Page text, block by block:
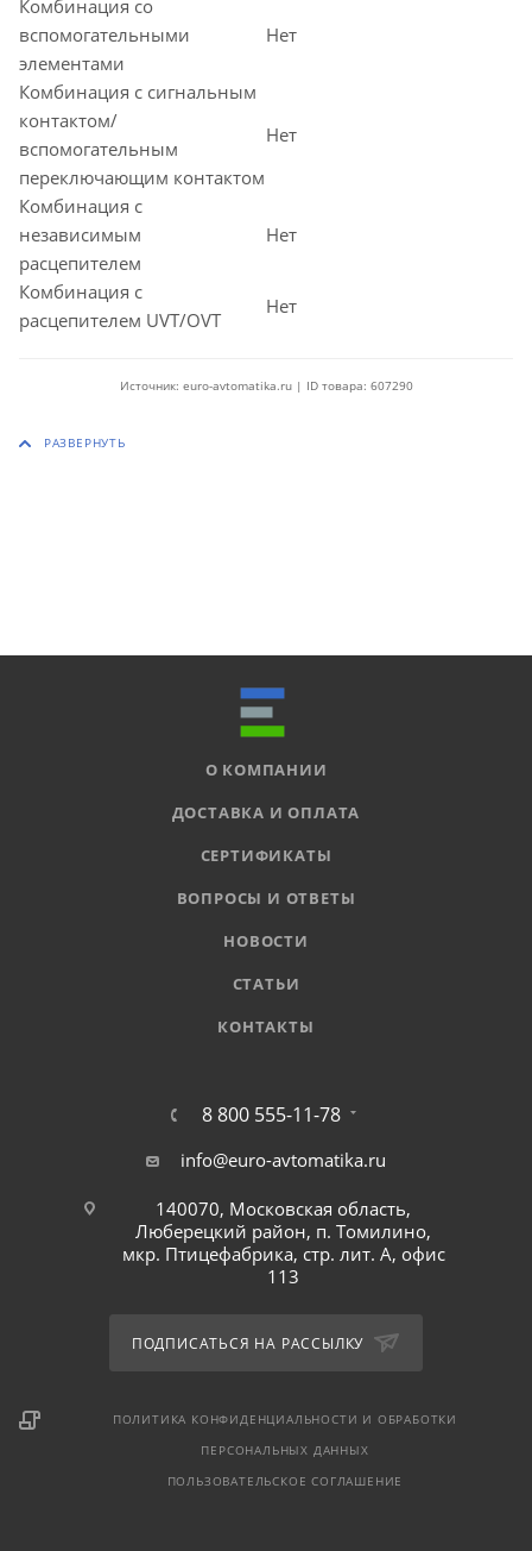
Комбинация со
вспомогательными
элементами
Нет
Комбинация с сигнальным
контактом/
вспомогательным
переключающим контактом
Нет
Комбинация с
независимым
расцепителем
Нет
Комбинация с
расцепителем UVT/OVT
Нет
Источник: euro-avtomatika.ru | ID товара: 607290
О КОМПАНИИ
ДОСТАВКА И ОПЛАТА
СЕРТИФИКАТЫ
ВОПРОСЫ И ОТВЕТЫ
НОВОСТИ
СТАТЬИ
КОНТАКТЫ
8 800 555-11-78
info@euro-avtomatika.ru
140070, Московская область,
Люберецкий район, п. Томилино,
мкр. Птицефабрика, стр. лит. А, офис
113
ПОДПИСАТЬСЯ НА РАССЫЛКУ
ПОЛИТИКА КОНФИДЕНЦИАЛЬНОСТИ И ОБРАБОТКИ
ПЕРСОНАЛЬНЫХ ДАННЫХ
ПОЛЬЗОВАТЕЛЬСКОЕ СОГЛАШЕНИЕ